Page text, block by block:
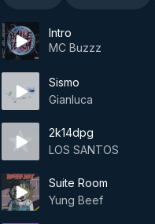
Intro
MC Buzzz
Sismo
Gianluca
2k14dpg
LOS SANTOS
Suite Room
Yung Beef